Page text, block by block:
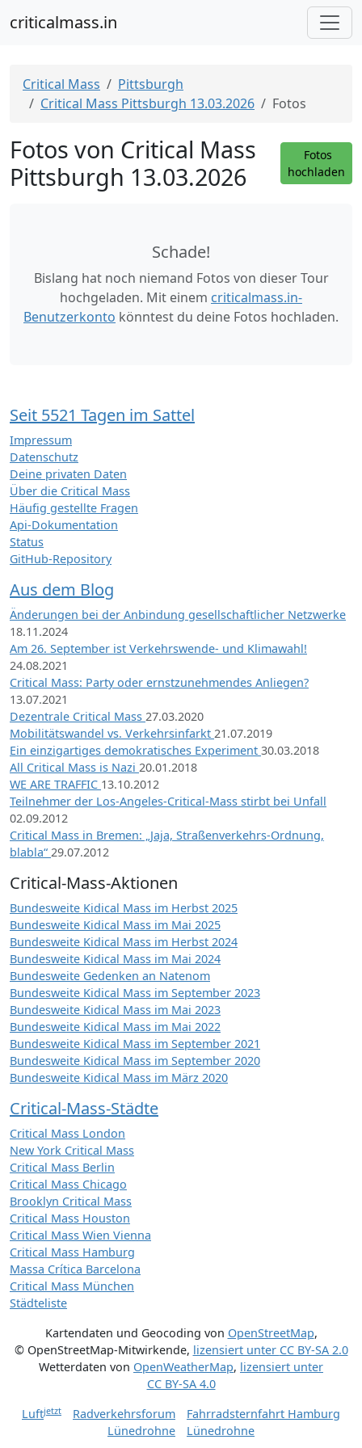
criticalmass.in
Critical Mass
Pittsburgh
Critical Mass Pittsburgh 13.03.2026
Fotos
Fotos von Critical Mass
Pittsburgh 13.03.2026
Fotos
hochladen
Schade!
Bislang hat noch niemand Fotos von dieser Tour
hochgeladen. Mit einem criticalmass.in-
Benutzerkonto könntest du deine Fotos hochladen.
Seit 5521 Tagen im Sattel
Impressum
Datenschutz
Deine privaten Daten
Über die Critical Mass
Häufig gestellte Fragen
Api-Dokumentation
Status
GitHub-Repository
Aus dem Blog
Änderungen bei der Anbindung gesellschaftlicher Netzwerke
18.11.2024
Am 26. September ist Verkehrswende- und Klimawahl!
24.08.2021
Critical Mass: Party oder ernstzunehmendes Anliegen?
13.07.2021
Dezentrale Critical Mass 27.03.2020
Mobilitätswandel vs. Verkehrsinfarkt 21.07.2019
Ein einzigartiges demokratisches Experiment 30.03.2018
All Critical Mass is Nazi 20.01.2018
WE ARE TRAFFIC 13.10.2012
Teilnehmer der Los-Angeles-Critical-Mass stirbt bei Unfall
02.09.2012
Critical Mass in Bremen: „Jaja, Straßenverkehrs-Ordnung,
blabla“ 29.07.2012
Critical-Mass-Aktionen
Bundesweite Kidical Mass im Herbst 2025
Bundesweite Kidical Mass im Mai 2025
Bundesweite Kidical Mass im Herbst 2024
Bundesweite Kidical Mass im Mai 2024
Bundesweite Gedenken an Natenom
Bundesweite Kidical Mass im September 2023
Bundesweite Kidical Mass im Mai 2023
Bundesweite Kidical Mass im Mai 2022
Bundesweite Kidical Mass im September 2021
Bundesweite Kidical Mass im September 2020
Bundesweite Kidical Mass im März 2020
Critical-Mass-Städte
Critical Mass London
New York Critical Mass
Critical Mass Berlin
Critical Mass Chicago
Brooklyn Critical Mass
Critical Mass Houston
Critical Mass Wien Vienna
Critical Mass Hamburg
Massa Crítica Barcelona
Critical Mass München
Städteliste
Kartendaten und Geocoding von OpenStreetMap,
© OpenStreetMap-Mitwirkende, lizensiert unter CC BY-SA 2.0
Wetterdaten von OpenWeatherMap, lizensiert unter
CC BY-SA 4.0
Luftjetzt Radverkehrsforum
Fahrradsternfahrt Hamburg
Lünedrohne
Lünedrohne